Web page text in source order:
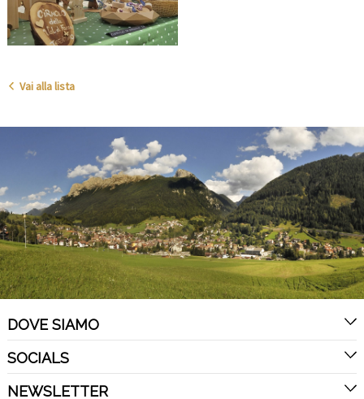
Vai alla lista
DOVE SIAMO
SOCIALS
NEWSLETTER